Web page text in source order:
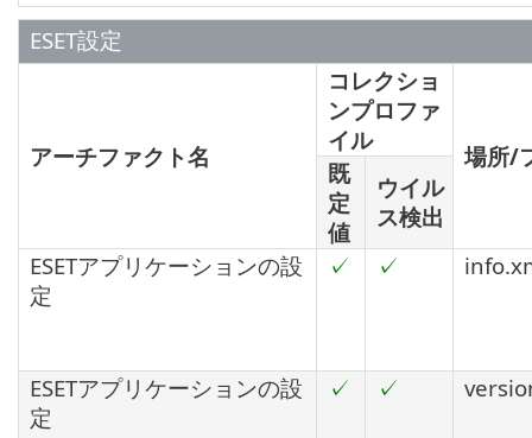
ESET設定
アーチファクト名
コレクショ
ンプロファ
イル
場所/
既
定
値
ウイル
ス検出
ESETアプリケーションの設
定
✓ ✓
ESETアプリケーションの設
定
✓ ✓